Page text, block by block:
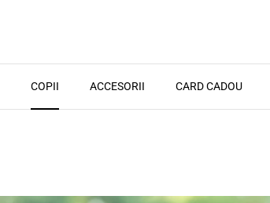
COPII ACCESORII CARD CADOU